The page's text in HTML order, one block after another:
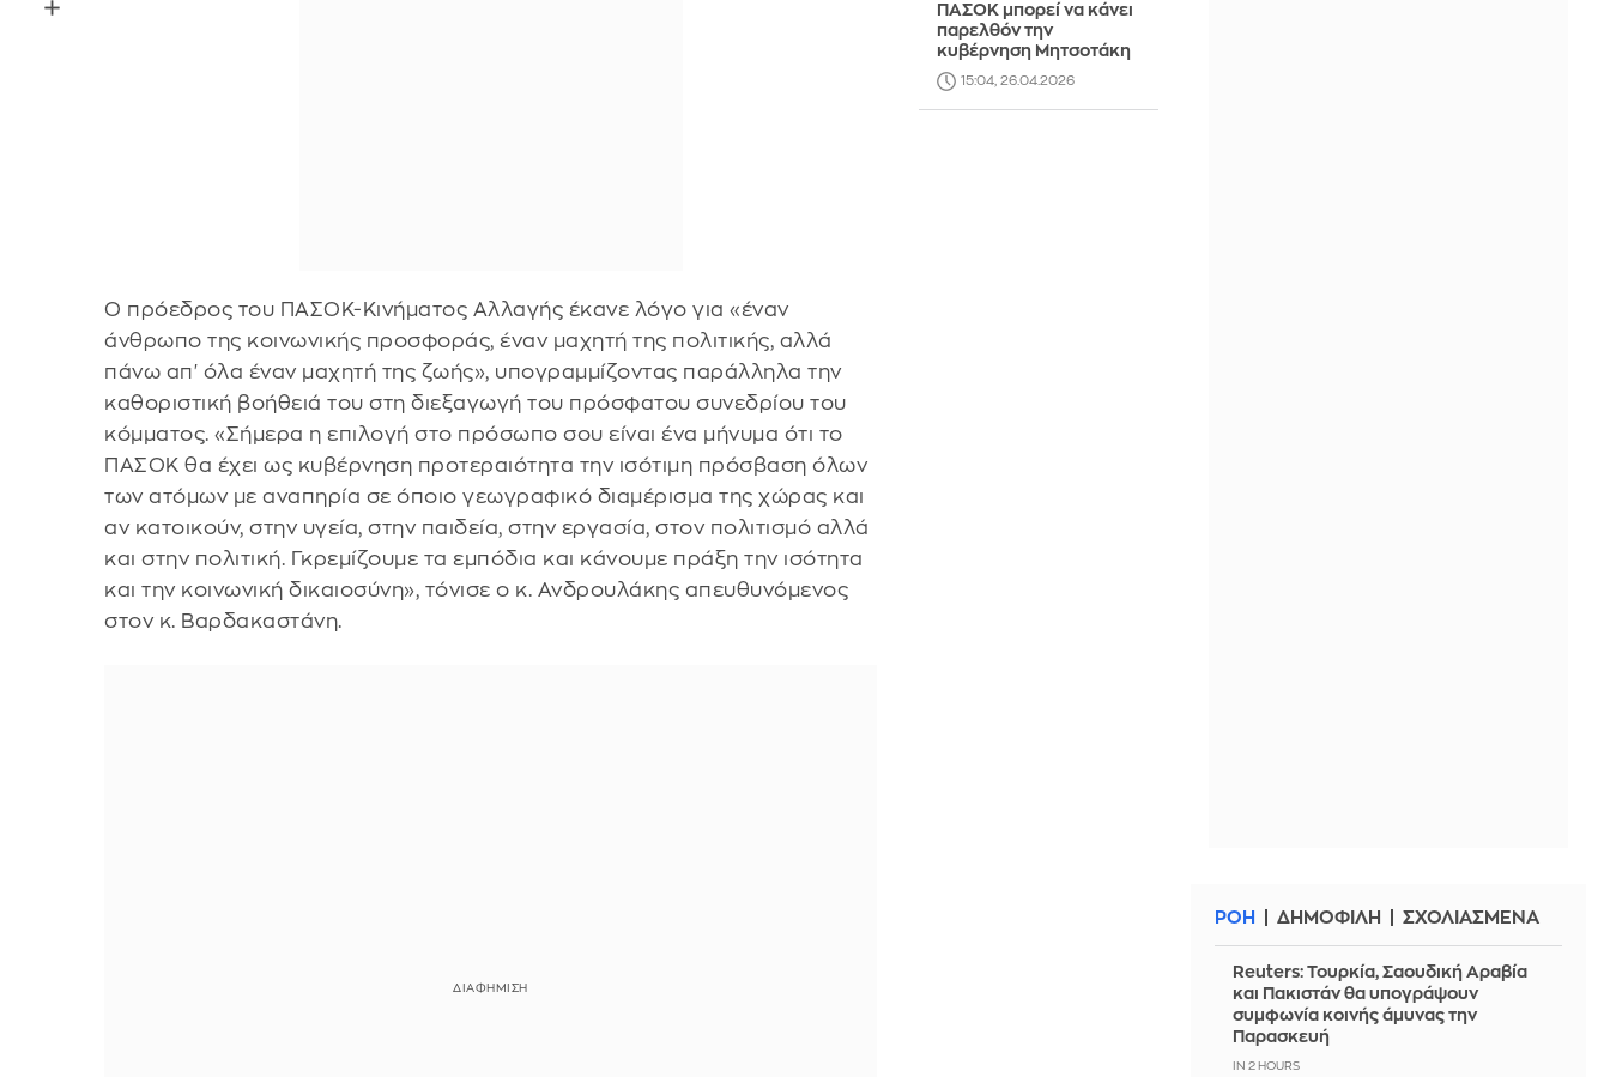
Ο πρόεδρος του ΠΑΣΟΚ-Κινήματος Αλλαγής έκανε λόγο για «έναν
άνθρωπο της κοινωνικής προσφοράς, έναν μαχητή της πολιτικής, αλλά
πάνω απ' όλα έναν μαχητή της ζωής», υπογραμμίζοντας παράλληλα την
καθοριστική βοήθειά του στη διεξαγωγή του πρόσφατου συνεδρίου του
κόμματος. «Σήμερα η επιλογή στο πρόσωπο σου είναι ένα μήνυμα ότι το
ΠΑΣΟΚ θα έχει ως κυβέρνηση προτεραιότητα την ισότιμη πρόσβαση όλων
των ατόμων με αναπηρία σε όποιο γεωγραφικό διαμέρισμα της χώρας και
αν κατοικούν, στην υγεία, στην παιδεία, στην εργασία, στον πολιτισμό αλλά
και στην πολιτική. Γκρεμίζουμε τα εμπόδια και κάνουμε πράξη την ισότητα
και την κοινωνική δικαιοσύνη», τόνισε ο κ. Ανδρουλάκης απευθυνόμενος
στον κ. Βαρδακαστάνη.
ΠΑΣΟΚ μπορεί να κάνει
παρελθόν την
κυβέρνηση Μητσοτάκη
15:04, 26.04.2026
ΡΟΗ ΔΗΜΟΦΙΛΗ ΣΧΟΛΙΑΣΜΕΝΑ
Reuters: Τουρκία, Σαουδική Αραβία
και Πακιστάν θα υπογράψουν
συμφωνία κοινής άμυνας την
Παρασκευή
IN 2 HOURS